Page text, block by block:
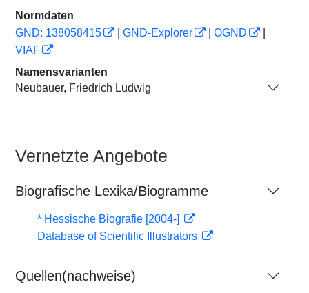
Normdaten
GND: 138058415
GND-Explorer OGND
VIAF
Namensvarianten
Neubauer, Friedrich Ludwig
Vernetzte Angebote
Biografische Lexika/Biogramme
* Hessische Biografie [2004-]
Database of Scientific Illustrators
Quellen(nachweise)